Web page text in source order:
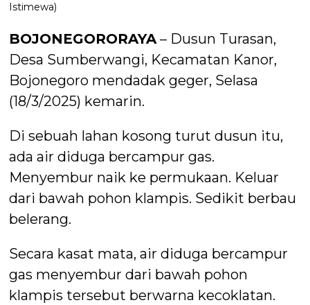
Istimewa)
BOJONEGORORAYA– Dusun Turasan,
Desa Sumberwangi, Kecamatan Kanor,
Bojonegoro mendadak geger, Selasa
(18/3/2025) kemarin.
Di sebuah lahan kosong turut dusun itu,
ada air diduga bercampur gas.
Menyembur naik ke permukaan. Keluar
dari bawah pohon klampis. Sedikit berbau
belerang.
Secara kasat mata, air diduga bercampur
gas menyembur dari bawah pohon
klampis tersebut berwarna kecoklatan.